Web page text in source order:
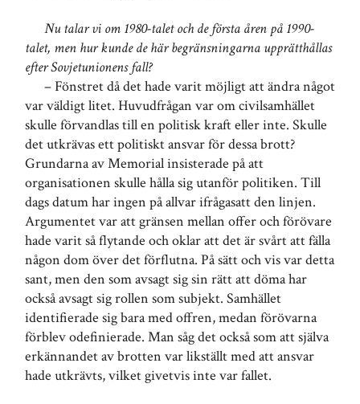
Nu talar vi om 1980-talet och de första åren på 1990-
talet, men hur kunde de här begränsningarna upprätthållas
efter Sovjetunionens fall?
– Fönstret då det hade varit möjligt att ändra något
var väldigt litet. Huvudfrågan var om civilsamhället
skulle förvandlas till en politisk kraft eller inte. Skulle
det utkrävas ett politiskt ansvar för dessa brott?
Grundarna av Memorial insisterade på att
organisationen skulle hålla sig utanför politiken. Till
dags datum har ingen på allvar ifrågasatt den linjen.
Argumentet var att gränsen mellan offer och förövare
hade varit så flytande och oklar att det är svårt att fälla
någon dom över det förflutna. På sätt och vis var detta
sant, men den som avsagt sig sin rätt att döma har
också avsagt sig rollen som subjekt. Samhället
identifierade sig bara med offren, medan förövarna
förblev odefinierade. Man såg det också som att själva
erkännandet av brotten var likställt med att ansvar
hade utkrävts, vilket givetvis inte var fallet.